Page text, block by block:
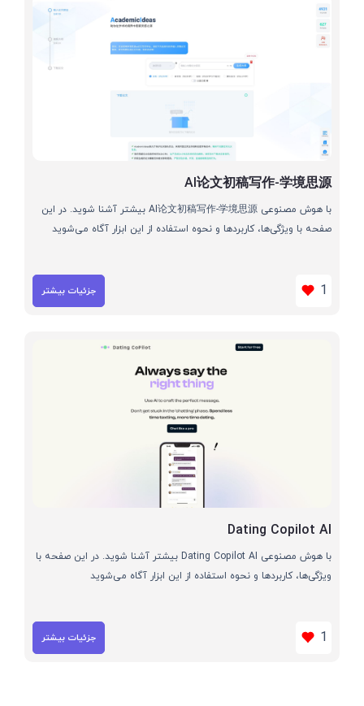
AI论文初稿写作-学境思源
با هوش مصنوعی AI论文初稿写作-学境思源 بیشتر آشنا شوید. در این
صفحه با ویژگی‌ها، کاربردها و نحوه استفاده از این ابزار آگاه می‌شوید
1 جزئیات بیشتر
Dating Copilot AI
با هوش مصنوعی Dating Copilot AI بیشتر آشنا شوید. در این صفحه با
ویژگی‌ها، کاربردها و نحوه استفاده از این ابزار آگاه می‌شوید
1 جزئیات بیشتر